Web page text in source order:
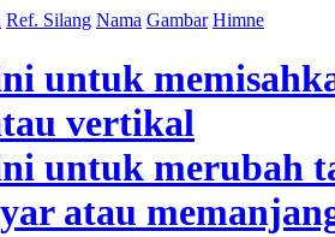
Ref. Silang Nama Gambar Himne